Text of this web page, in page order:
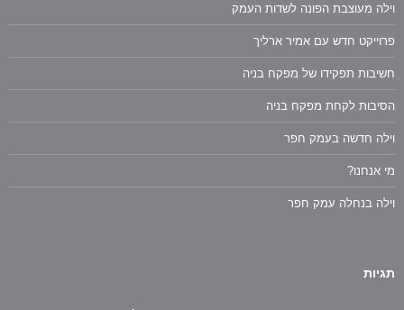
וילה מעוצבת הפונה לשדות העמק
פרוייקט חדש עם אמיר ארליך
חשיבות תפקידו של מפקח בניה
הסיבות לקחת מפקח בניה
וילה חדשה בעמק חפר
מי אנחנו?
וילה בנחלה עמק חפר
תגיות